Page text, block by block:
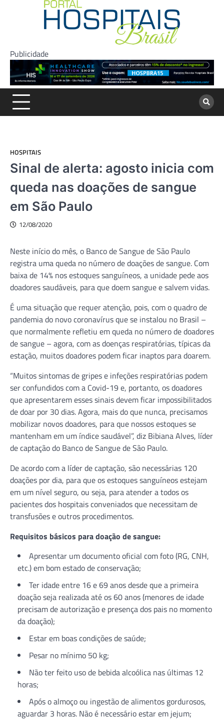
Publicidade
HOSPITAIS
Sinal de alerta: agosto inicia com
queda nas doações de sangue
em São Paulo
12/08/2020
Neste início do mês, o Banco de Sangue de São Paulo
registra uma queda no número de doações de sangue. Com
baixa de 14% nos estoques sanguíneos, a unidade pede aos
doadores saudáveis, para que doem sangue e salvem vidas.
É uma situação que requer atenção, pois, com o quadro de
pandemia do novo coronavírus que se instalou no Brasil –
que normalmente refletiu em queda no número de doadores
de sangue – agora, com as doenças respiratórias, típicas da
estação, muitos doadores podem ficar inaptos para doarem.
“Muitos sintomas de gripes e infeções respiratórias podem
ser confundidos com a Covid-19 e, portanto, os doadores
que apresentarem esses sinais devem ficar impossibilitados
de doar por 30 dias. Agora, mais do que nunca, precisamos
mobilizar novos doadores, para que nossos estoques se
mantenham em um índice saudável”, diz Bibiana Alves, líder
de captação do Banco de Sangue de São Paulo.
De acordo com a líder de captação, são necessárias 120
doações por dia, para que os estoques sanguíneos estejam
em um nível seguro, ou seja, para atender a todos os
pacientes dos hospitais conveniados que necessitam de
transfusões e outros procedimentos.
Requisitos básicos para doação de sangue:
Apresentar um documento oficial com foto (RG, CNH,
etc.) em bom estado de conservação;
Ter idade entre 16 e 69 anos desde que a primeira
doação seja realizada até os 60 anos (menores de idade
precisam de autorização e presença dos pais no momento
da doação);
Estar em boas condições de saúde;
Pesar no mínimo 50 kg;
Não ter feito uso de bebida alcoólica nas últimas 12
horas;
Após o almoço ou ingestão de alimentos gordurosos,
aguardar 3 horas. Não é necessário estar em jejum;